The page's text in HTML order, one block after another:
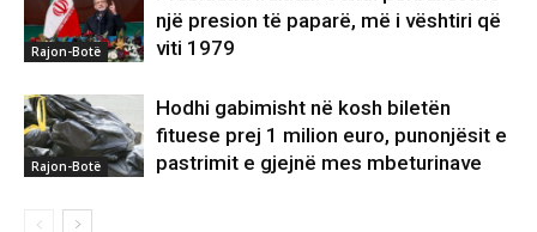
Rajon-Botë
një presion të paparë, më i vështiri që
viti 1979
Rajon-Botë
Hodhi gabimisht në kosh biletën
fituese prej 1 milion euro, punonjësit e
pastrimit e gjejnë mes mbeturinave